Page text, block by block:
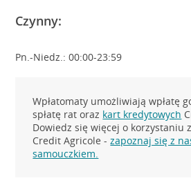
Czynny:
Pn.-Niedz.: 00:00-23:59
Wpłatomaty umożliwiają wpłatę
spłatę rat oraz kart kredytowych
Dowiedz się więcej o korzystaniu
Credit Agricole -zapoznaj się z
samouczkiem.